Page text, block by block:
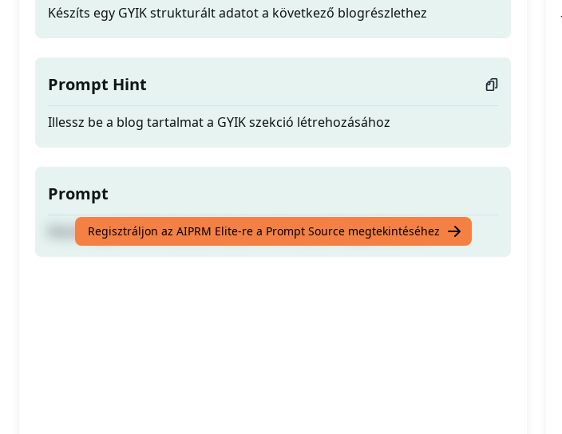
Készíts egy GYIK strukturált adatot a következő blogrészlethez
Prompt Hint
Illessz be a blog tartalmat a GYIK szekció létrehozásához
Prompt
Készíts egy GYIK strukturált adatot a következő blogrészlethez
Regisztráljon az AIPRM Elite-re a Prompt Source megtekintéséhez